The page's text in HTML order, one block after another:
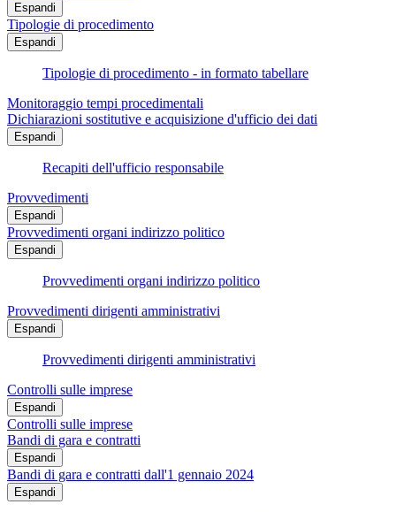
Espandi
Tipologie di procedimento
Espandi
Tipologie di procedimento - in formato tabellare
Monitoraggio tempi procedimentali
Dichiarazioni sostitutive e acquisizione d'ufficio dei dati
Espandi
Recapiti dell'ufficio responsabile
Provvedimenti
Espandi
Provvedimenti organi indirizzo politico
Espandi
Provvedimenti organi indirizzo politico
Provvedimenti dirigenti amministrativi
Espandi
Provvedimenti dirigenti amministrativi
Controlli sulle imprese
Espandi
Controlli sulle imprese
Bandi di gara e contratti
Espandi
Bandi di gara e contratti dall'1 gennaio 2024
Espandi